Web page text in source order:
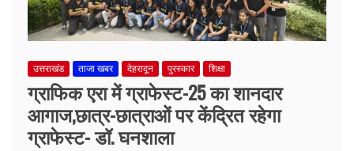
उत्तराखंड ताजा खबर देहरादून पुरस्कार शिक्षा
ग्राफिक एरा में ग्राफेस्ट-25 का शानदार
आगाज,छात्र-छात्राओं पर केंद्रित रहेगा
ग्राफेस्ट- डॉ. घनशाला